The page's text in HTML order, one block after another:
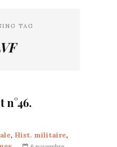
TAG
, Hist. militaire,